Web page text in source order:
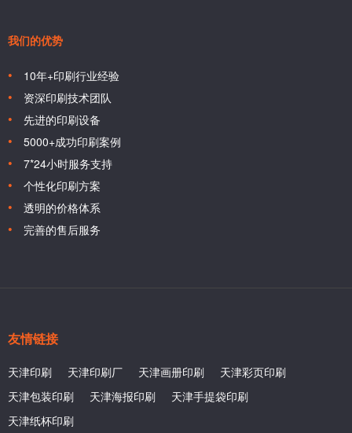
我们的优势
10年+印刷行业经验
资深印刷技术团队
先进的印刷设备
5000+成功印刷案例
7*24小时服务支持
个性化印刷方案
透明的价格体系
完善的售后服务
友情链接
天津印刷 天津印刷厂 天津画册印刷
天津彩页印刷
天津包装印刷
天津海报印刷
天津手提袋印刷
天津纸杯印刷